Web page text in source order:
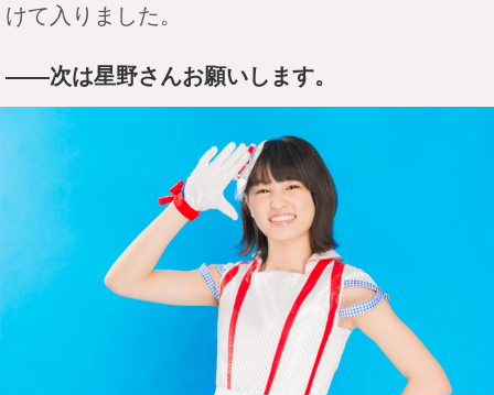
けて入りました。
――次は星野さんお願いします。